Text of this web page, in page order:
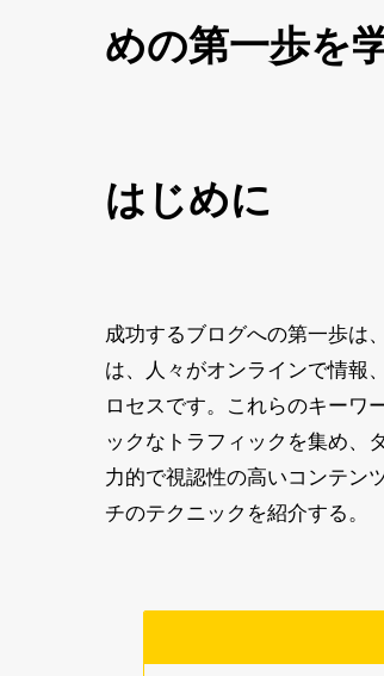
めの第一歩を
はじめに
成功するブログへの第一歩は
は、人々がオンラインで情報
ロセスです。これらのキーワ
ックなトラフィックを集め、
力的で視認性の高いコンテン
チのテクニックを紹介する。